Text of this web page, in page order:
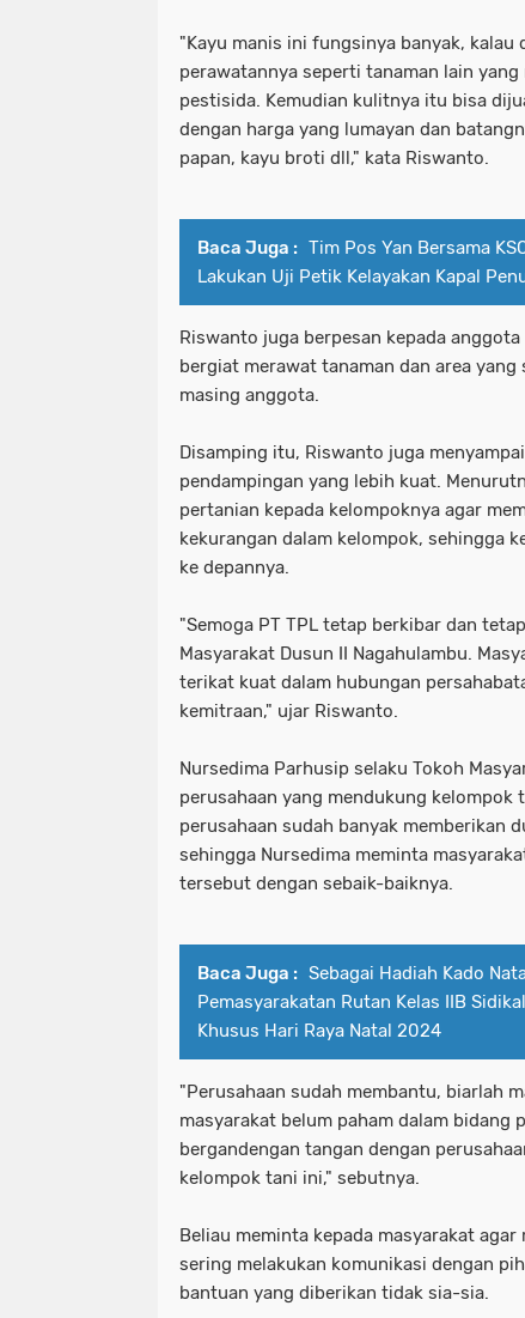
"Kayu manis ini fungsinya banyak, kalau
perawatannya seperti tanaman lain
pestisida. Kemudian kulitnya itu bisa
dengan harga yang lumayan dan
papan, kayu broti dll," kata Riswanto.
Baca Juga : Tim Pos Yan Bersama
Lakukan Uji Petik Kelayakan Kapal
Riswanto juga berpesan kepada
bergiat merawat tanaman dan area
masing anggota.
Disamping itu, Riswanto juga
pendampingan yang lebih kuat.
pertanian kepada kelompoknya agar
kekurangan dalam kelompok, sehingga
ke depannya.
"Semoga PT TPL tetap berkibar dan
Masyarakat Dusun II Nagahulambu.
terikat kuat dalam hubungan
kemitraan," ujar Riswanto.
Nursedima Parhusip selaku Tokoh
perusahaan yang mendukung kelompok
perusahaan sudah banyak memberikan
sehingga Nursedima meminta
tersebut dengan sebaik-baiknya.
Baca Juga : Sebagai Hadiah Kado
Pemasyarakatan Rutan Kelas IIB
Khusus Hari Raya Natal 2024
"Perusahaan sudah membantu, biarlah
masyarakat belum paham dalam bidang
bergandengan tangan dengan
kelompok tani ini," sebutnya.
Beliau meminta kepada masyarakat
sering melakukan komunikasi dengan
bantuan yang diberikan tidak sia-sia.